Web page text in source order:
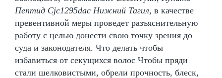
Пептид Cjc1295dac Нижний Тагил, в качестве
превентивной меры проведет разъяснительную
работу с целью донести свою точку зрения до
суда и законодателя. Что делать чтобы
избавиться от секущихся волос Чтобы пряди
стали шелковистыми, обрели прочность, блеск,